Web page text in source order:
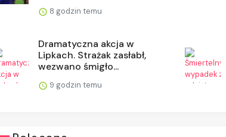
8 godzin temu
Dramatyczna akcja w
Lipkach. Strażak zasłabł,
wezwano śmigło...
9 godzin temu